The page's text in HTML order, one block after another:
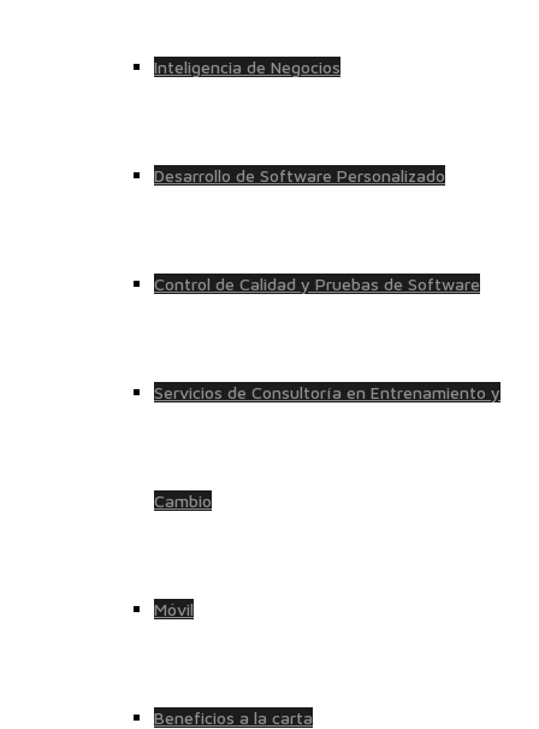
Inteligencia de Negocios
Desarrollo de Software Personalizado
Control de Calidad y Pruebas de Software
Servicios de Consultoría en Entrenamiento y
Cambio
Móvil
Beneficios a la carta